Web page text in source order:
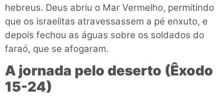
hebreus. Deus abriu o Mar Vermelho, permitindo
que os israelitas atravessassem a pé enxuto, e
depois fechou as águas sobre os soldados do
faraó, que se afogaram.
A jornada pelo deserto (Êxodo
15-24)